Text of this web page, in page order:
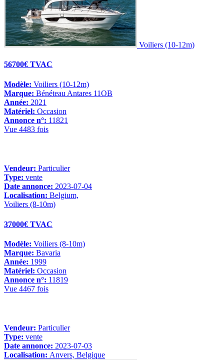
Voiliers (10-12m)
56700€ TVAC
Modèle: Voiliers (10-12m)
Marque: Bénéteau Antares 11OB
Année: 2021
Matériel: Occasion
Annonce n°: 11821
Vue 4483 fois
Vendeur: Particulier
Type: vente
Date annonce: 2023-07-04
Localisation: Belgium,
Voiliers (8-10m)
37000€ TVAC
Modèle: Voiliers (8-10m)
Marque: Bavaria
Année: 1999
Matériel: Occasion
Annonce n°: 11819
Vue 4467 fois
Vendeur: Particulier
Type: vente
Date annonce: 2023-07-03
Localisation: Anvers, Belgique